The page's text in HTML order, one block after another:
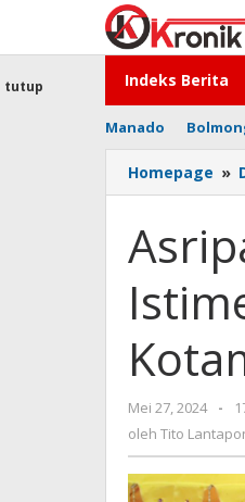
konten
Indeks Berita
Manado
tutup
Homepage »
Mei 27, 2024 -
oleh Tito